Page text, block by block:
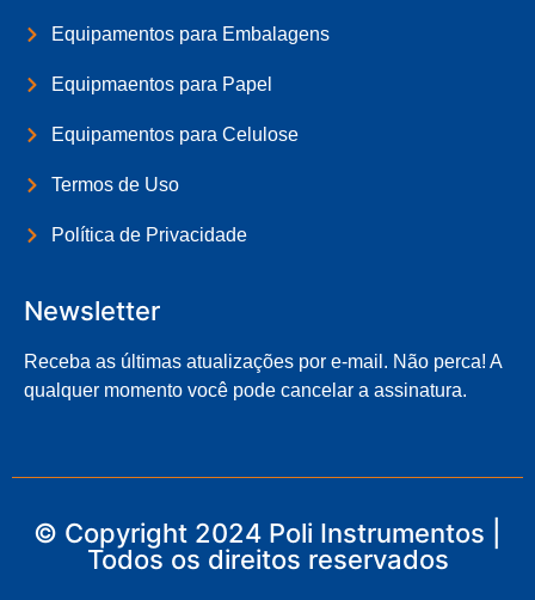
Equipamentos para Embalagens
Equipmaentos para Papel
Equipamentos para Celulose
Termos de Uso
Política de Privacidade
Newsletter
Receba as últimas atualizações por e-mail. Não perca! A
qualquer momento você pode cancelar a assinatura.
© Copyright 2024 Poli Instrumentos |
Todos os direitos reservados